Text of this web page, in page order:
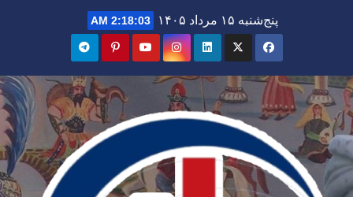
پنج‌شنبه ۱۵ مرداد ۱۴۰۵ 2:18:05 AM